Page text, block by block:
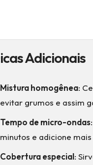
Adicionais
Mistura homogênea:
evitar grumos e assim
Tempo de micro-ondas
minutos e adicione
Cobertura especial: